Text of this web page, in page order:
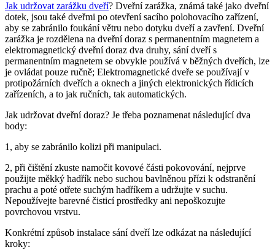
Jak udržovat zarážku dveří? Dveřní zarážka, známá také jako dveřní
dotek, jsou také dveřmi po otevření sacího polohovacího zařízení,
aby se zabránilo foukání větru nebo dotyku dveří a zavření. Dveřní
zarážka je rozdělena na dveřní doraz s permanentním magnetem a
elektromagnetický dveřní doraz dva druhy, sání dveří s
permanentním magnetem se obvykle používá v běžných dveřích, lze
je ovládat pouze ručně; Elektromagnetické dveře se používají v
protipožárních dveřích a oknech a jiných elektronických řídicích
zařízeních, a to jak ručních, tak automatických.
Jak udržovat dveřní doraz? Je třeba poznamenat následující dva
body:
1, aby se zabránilo kolizi při manipulaci.
2, při čištění zkuste namočit kovové části pokovování, nejprve
použijte měkký hadřík nebo suchou bavlněnou přízi k odstranění
prachu a poté otřete suchým hadříkem a udržujte v suchu.
Nepoužívejte barevné čisticí prostředky ani nepoškozujte
povrchovou vrstvu.
Konkrétní způsob instalace sání dveří lze odkázat na následující
kroky: